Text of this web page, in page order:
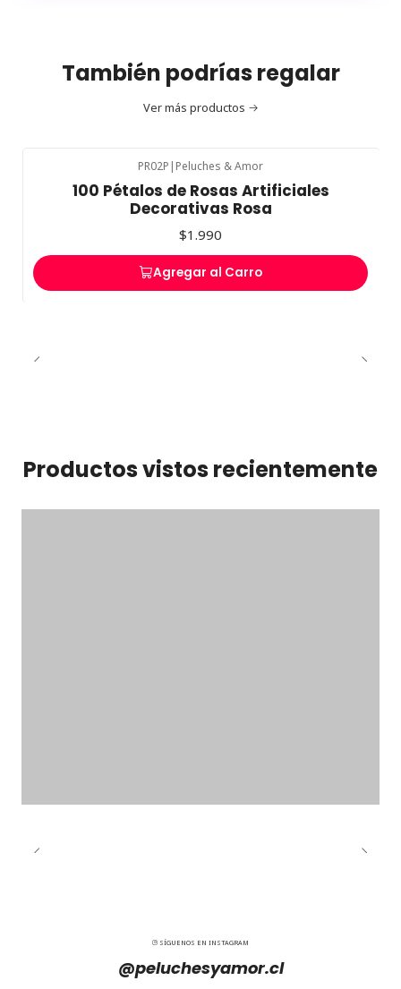
También podrías regalar
Ver más productos
PR02P | Peluches & Amor
100 Pétalos de Rosas Artificiales
Decorativas Rosa
$1.990
Agregar al Carro
Productos vistos recientemente
SÍGUENOS EN INSTAGRAM
@peluchesyamor.cl